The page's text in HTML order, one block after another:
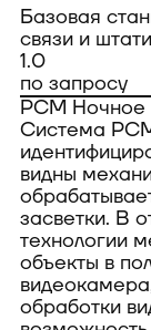
Базовая
связи и
1.0
по запросу
РСМ Ночное
Система
видны
засветки. В
технологии
объекты в
обработки